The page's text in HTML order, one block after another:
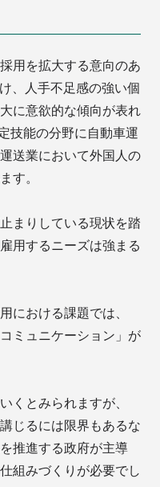
用を拡大する意向のあ
、人手不足感の強い個
に意欲的な傾向が表れ
技能の分野に自動車運
送業において外国人の
す。
まりしている現状を踏
用するニーズは強まる
における課題では、
ミュニケーション」が
くとみられますが、
じるには限界もあるな
推進する政府が主導
組みづくりが必要でし